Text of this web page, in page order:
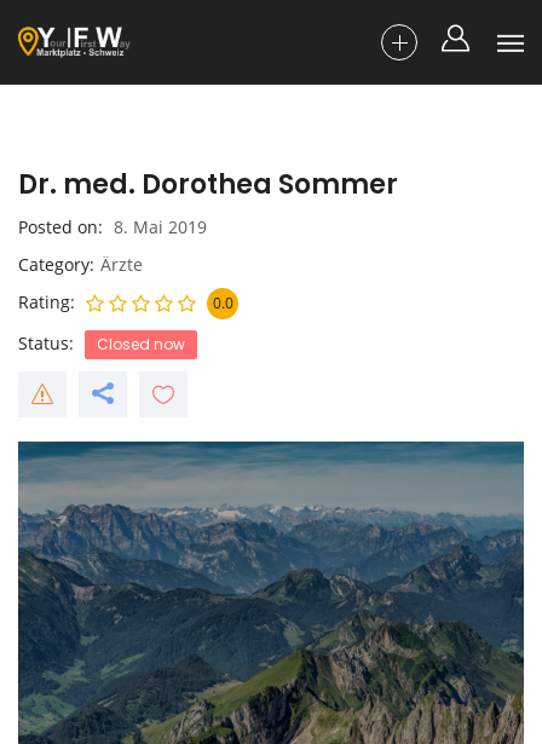
Dr. med. Dorothea Sommer
Posted on
8. Mai 2019
Category Ärzte
Rating
0.0
Status Closed now